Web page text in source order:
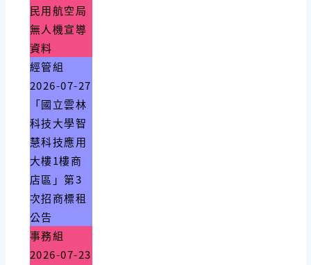
民用航空局
無人機宣導
資料
經管組
2026-07-27
「國立雲林
科技大學智
慧科技應用
大樓1樓商
店區」第3
次招商標租
公告
事務組
2026-07-23